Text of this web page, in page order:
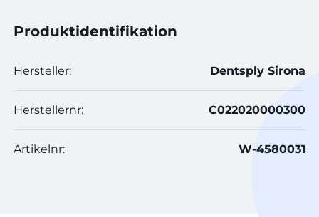
Produktidentifikation
Hersteller: Dentsply Sirona
Herstellernr: C022020000300
Artikelnr: W-4580031